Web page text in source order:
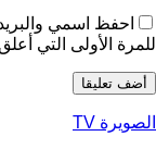
احفظ اسمي
للمرة الأولى التي
الصويرة TV